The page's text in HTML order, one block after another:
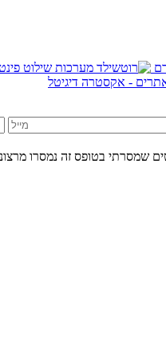
אתרים - אקסטרה דיגיטל
שמסרתי בטופס זה נמסרו